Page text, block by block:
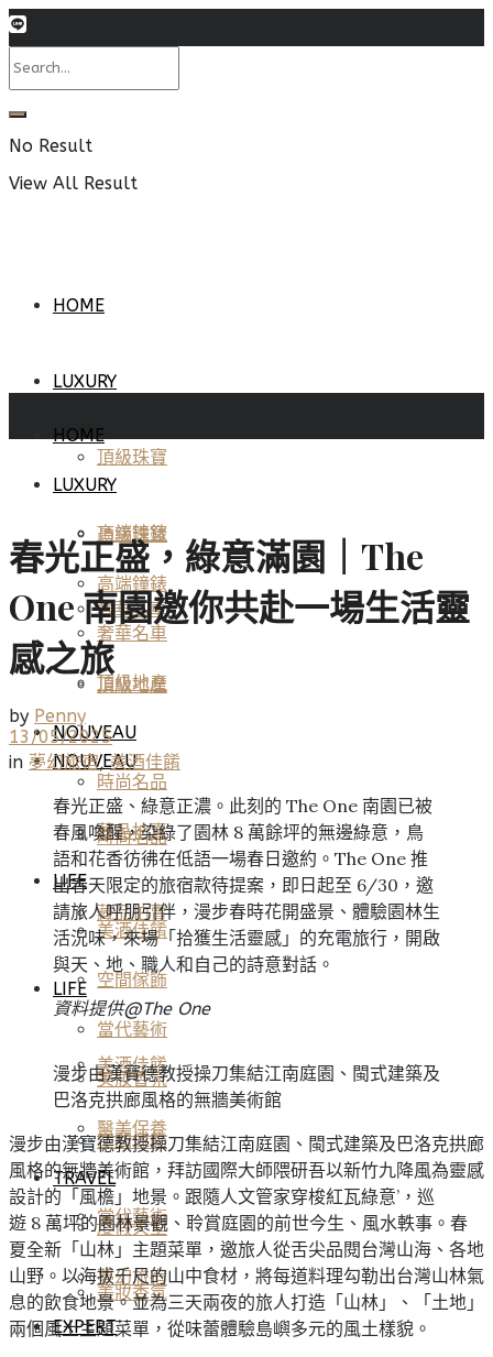
No Result
View All Result
HOME
LUXURY
頂級珠寶
高端鐘錶
奢華名車
頂級地產
NOUVEAU
時尚名品
藏品拍賣
LIFE
美酒佳餚
空間傢飾
當代藝術
美妝香氛
HOME
LUXURY
頂級珠寶
高端鐘錶
奢華名車
頂級地產
NOUVEAU
時尚名品
藏品拍賣
LIFE
美酒佳餚
空間傢飾
當代藝術
美妝香氛
醫美保養
TRAVEL
度假天堂
夢幻旅宿
EXPERT
春光正盛，綠意滿園｜The
One 南園邀你共赴一場生活靈
感之旅
by Penny
13/05/2025
in 夢幻旅宿,美酒佳餚
春光正盛、綠意正濃。此刻的 The One 南園已被
春風喚醒，染綠了園林 8 萬餘坪的無邊綠意，鳥
語和花香彷彿在低語一場春日邀約。The One 推
出春天限定的旅宿款待提案，即日起至 6/30，邀
請旅人呼朋引伴，漫步春時花開盛景、體驗園林生
活況味，來場「拾獲生活靈感」的充電旅行，開啟
與天、地、職人和自己的詩意對話。
資料提供@The One
漫步由漢寶德教授操刀集結江南庭園、閩式建築及
巴洛克拱廊風格的無牆美術館
漫步由漢寶德教授操刀集結江南庭園、閩式建築及巴洛克拱廊
風格的無牆美術館，拜訪國際大師隈研吾以新竹九降風為靈感
設計的「風檐」地景。跟隨人文管家穿梭紅瓦綠意’，巡
遊 8 萬坪的園林景觀、聆賞庭園的前世今生、風水軼事。春
夏全新「山林」主題菜單，邀旅人從舌尖品閱台灣山海、各地
山野。以海拔千尺的山中食材，將每道料理勾勒出台灣山林氣
息的飲食地景。並為三天兩夜的旅人打造「山林」、「土地」
兩個風土主題菜單，從味蕾體驗島嶼多元的風土樣貌。